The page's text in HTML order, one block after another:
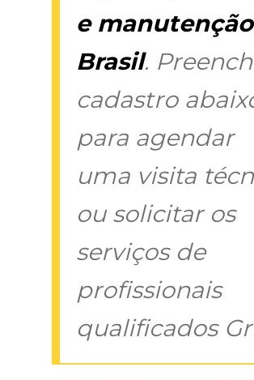
e
Brasil.
cadastro
para agendar
uma visita
ou solicitar os
serviços de
profissionais
qualificados